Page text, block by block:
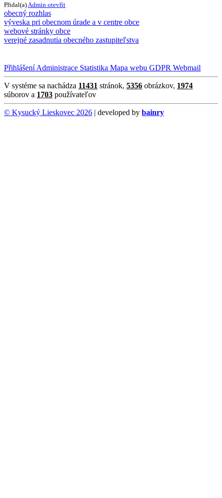
Přidal(a) Admin otevřít
obecný rozhlas
výveska pri obecnom úrade a v centre obce
webové stránky obce
verejné zasadnutia obecného zastupiteľstva
PřihlášeníAdministrace Statistika Mapa webu GDPR Webmail
V systéme sa nachádza 11431 stránok, 5356 obrázkov, 1974
súborov a 1703 používateľov
© Kysucký Lieskovec 2026 | developed by bainry